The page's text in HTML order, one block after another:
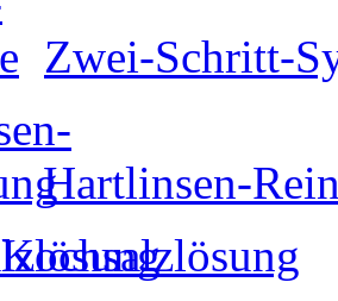
Zwei-Schritt-
Hartlinsen-
Kochsalzlösung